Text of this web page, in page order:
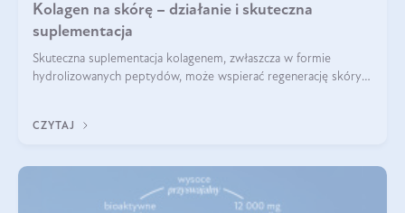
Kolagen na skórę – działanie i skuteczna
suplementacja
Skuteczna suplementacja kolagenem, zwłaszcza w formie
hydrolizowanych peptydów, może wspierać regenerację skóry i
CZYTAJ